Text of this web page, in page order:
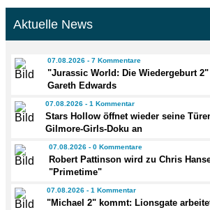
Aktuelle News
07.08.2026 - 7 Kommentare
"Jurassic World: Die Wiedergeburt
Gareth Edwards
07.08.2026 - 1 Kommentar
Stars Hollow öffnet wieder seine
Gilmore-Girls-Doku an
07.08.2026 - 0 Kommentare
Robert Pattinson wird zu Chris
"Primetime"
07.08.2026 - 1 Kommentar
"Michael 2" kommt: Lionsgate